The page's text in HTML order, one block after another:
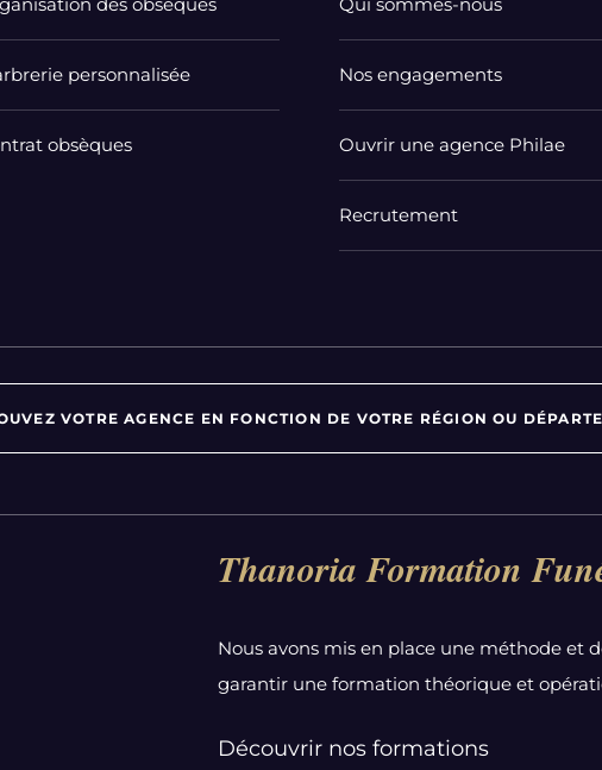
personnalisée
obsèques
Nos engagements
Ouvrir une agence Philae
Recrutement
VOTRE AGENCE EN FONCTION DE VOTRE RÉGION OU
Par département :
Côte-d'Or
Thanoria Formation
Nous avons mis en place une méthode et
garantir une formation théorique et
Découvrir nos formations